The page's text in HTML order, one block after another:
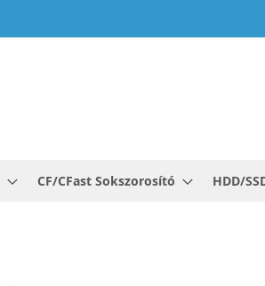
CF/CFast Sokszorosító HDD/